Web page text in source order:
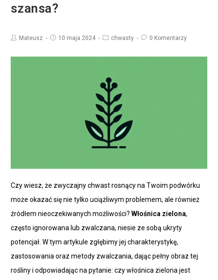
szansa?
Mateusz 10 maja 2024 chwasty 0 Komentarzy
Czy wiesz, że zwyczajny chwast rosnący na Twoim podwórku
może okazać się nie tylko uciążliwym problemem, ale również
źródłem nieoczekiwanych możliwości?Włośnica zielona,
często ignorowana lub zwalczana, niesie ze sobą ukryty
potencjał. W tym artykule zgłębimy jej charakterystykę,
zastosowania oraz metody zwalczania, dając pełny obraz tej
rośliny i odpowiadając na pytanie: czy włośnica zielona jest